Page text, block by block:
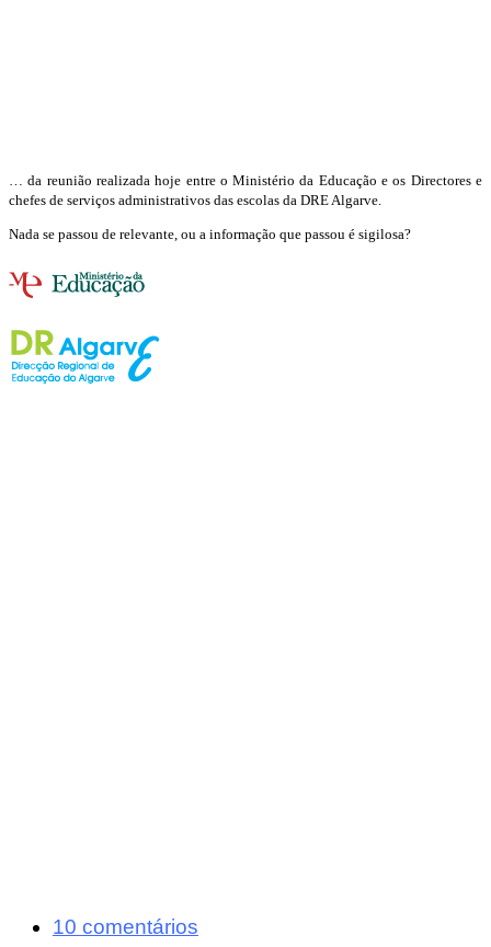
… da reunião realizada hoje entre o Ministério da Educação e os Directores e
chefes de serviços administrativos das escolas da DRE Algarve.
Nada se passou de relevante, ou a informação que passou é sigilosa?
10 comentários